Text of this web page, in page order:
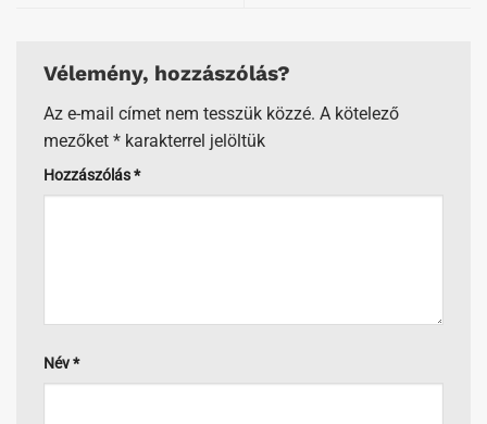
Vélemény, hozzászólás?
Az e-mail címet nem tesszük közzé. A kötelező
mezőket * karakterrel jelöltük
Hozzászólás*
Név*